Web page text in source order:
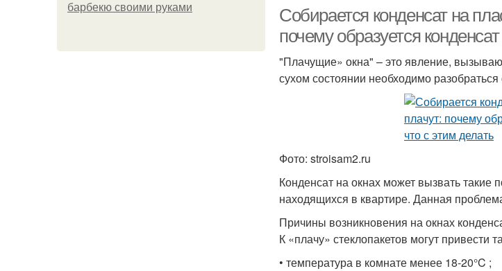
барбекю своими руками
Собирается конденсат на
почему образуется
"Плачущие» окна" – это явление,
сухом состоянии необходимо
Фото: stroisam2.ru
Конденсат на окнах может вызвать такие
находящихся в квартире. Данная
Причины возникновения на окнах
К «плачу» стеклопакетов могут привести
• температура в комнате менее 18-20°C ;